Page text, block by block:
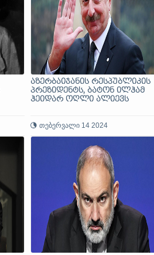
აზერბაიჯანის რესპუბლიკის
პრეზიდენტს, ბატონ ილჰამ
ჰეიდარ ოღლი ალიევს
თებერვალი 14 2024